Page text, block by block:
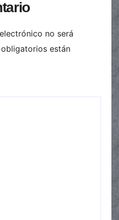
no será
están